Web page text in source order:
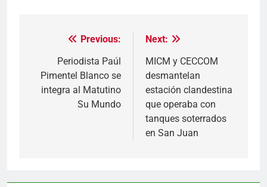
Navegación
entradas
Previous:
Periodista Paúl
Pimentel Blanco se
integra al Matutino
Su Mundo
Next:
MICM y CECCOM
desmantelan
estación clandestina
que operaba con
tanques soterrados
en San Juan